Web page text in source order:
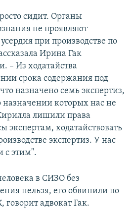
сидит. Органы
не проявляют
при производстве по
Ирина Гак
– Из ходатайства
срока содержания под
назначено семь экспертиз,
назначении которых нас не
лишили права
экспертам, ходатайствовать
экспертиз. У нас
с этим".
в СИЗО без
нельзя, его обвинили по
говорит адвокат Гак.